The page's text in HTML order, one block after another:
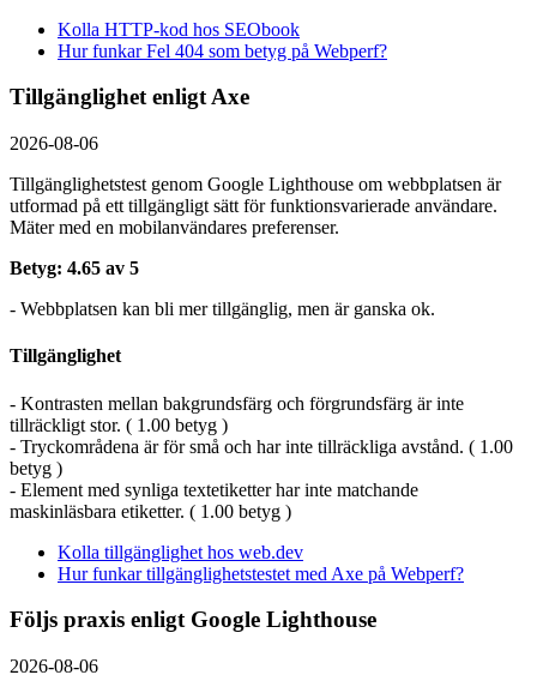
Kolla HTTP-kod hos SEObook
Hur funkar Fel 404 som betyg på Webperf?
Tillgänglighet enligt Axe
2026-08-06
Tillgänglighetstest genom Google Lighthouse om webbplatsen är
utformad på ett tillgängligt sätt för funktionsvarierade användare.
Mäter med en mobil­användares preferenser.
Betyg: 4.65 av 5
- Webbplatsen kan bli mer tillgänglig, men är ganska ok.
Tillgänglighet
- Kontrasten mellan bakgrundsfärg och förgrundsfärg är inte
tillräckligt stor. ( 1.00 betyg )
- Tryckområdena är för små och har inte tillräckliga avstånd. ( 1.00
betyg )
- Element med synliga textetiketter har inte matchande
maskinläsbara etiketter. ( 1.00 betyg )
Kolla tillgänglighet hos web.dev
Hur funkar tillgänglighetstestet med Axe på Webperf?
Följs praxis enligt Google Lighthouse
2026-08-06